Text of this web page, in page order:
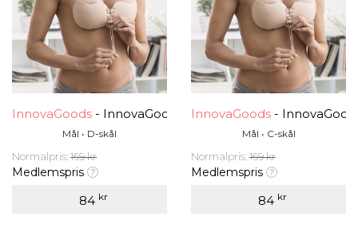
InnovaGoods - InnovaGoods Push-Up Klistremerke På
Mål • D-skål
Normalpris:169 kr
Medlemspris
84 kr
InnovaGoods -
Mål • C-skål
Normalpris:169 kr
Medlemspris
84 kr